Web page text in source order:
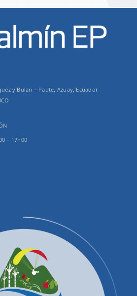
y Bulan – Paute, Azuay, Ecuador
– 17h00